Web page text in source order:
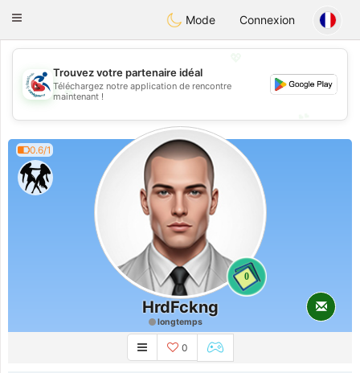
Handi Space
Toggle
Mode Connexion
💖
💕
Trouvez votre partenaire idéal
Téléchargez notre application de rencontre
maintenant !
0.6/1
0
HrdFckng
longtemps
0